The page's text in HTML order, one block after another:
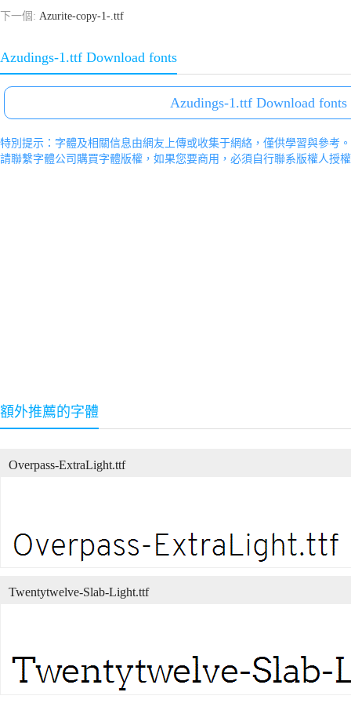
下一個: Azurite-copy-1-.ttf
Azudings-1.ttf Download fonts
Azudings-1.ttf Download fonts
特別提示：字體及相關信息由網友上傳或收集于網絡，僅供學習與參考
請聯繫字體公司購買字體版權，如果您要商用，必須自行聯系版權人授
額外推薦的字體
Overpass-ExtraLight.ttf
Twentytwelve-Slab-Light.ttf